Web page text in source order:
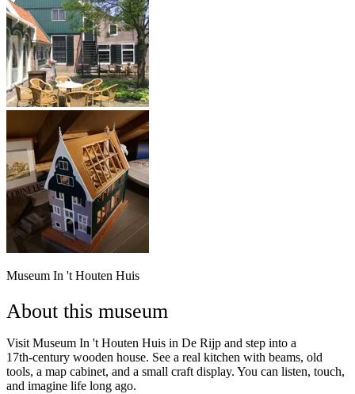
Museum In 't Houten Huis
About this museum
Visit Museum In 't Houten Huis in De Rijp and step into a
17th‑century wooden house. See a real kitchen with beams, old
tools, a map cabinet, and a small craft display. You can listen, touch,
and imagine life long ago.